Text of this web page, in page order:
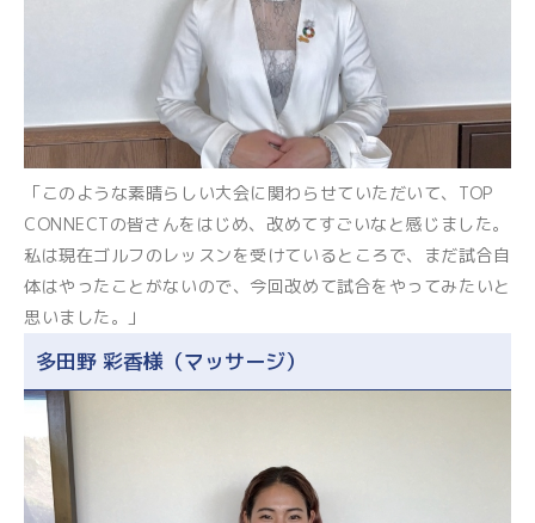
「このような素晴らしい大会に関わらせていただいて、TOP
CONNECTの皆さんをはじめ、改めてすごいなと感じました。
私は現在ゴルフのレッスンを受けているところで、まだ試合自
体はやったことがないので、今回改めて試合をやってみたいと
思いました。」
多田野 彩香様（マッサージ）